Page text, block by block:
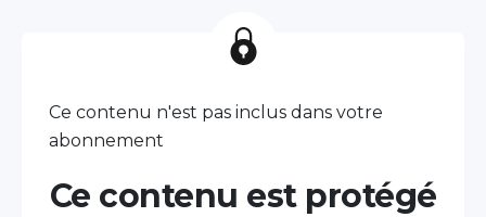
Ce contenu n'est pas inclus dans votre
abonnement
Ce contenu est protégé